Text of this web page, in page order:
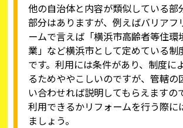
他の自治体と内容が類似している部
部分はありますが、例えばバリアフ
ームで言えば「横浜市高齢者等住環
業」など横浜市として定めている制
です。利用には条件があり、制度に
るためややこしいのですが、管轄の
い合わせれば説明してもらえますの
利用できるかリフォームを行う際に
ましょう。